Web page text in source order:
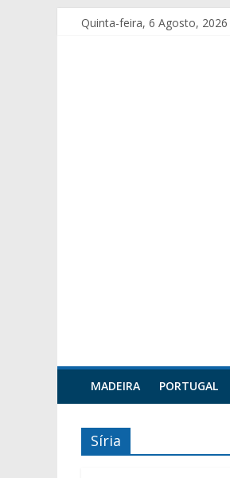
Quinta-feira, 6 Agosto, 2026
MADEIRA PORTUGAL
Síria